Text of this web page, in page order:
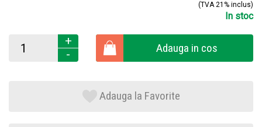
(TVA 21% inclus)
In stoc
+
-
Adauga in cos
Adauga la Favorite